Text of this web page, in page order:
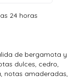
24 horas
de bergamota y
dulces, cedro,
notas amaderadas,